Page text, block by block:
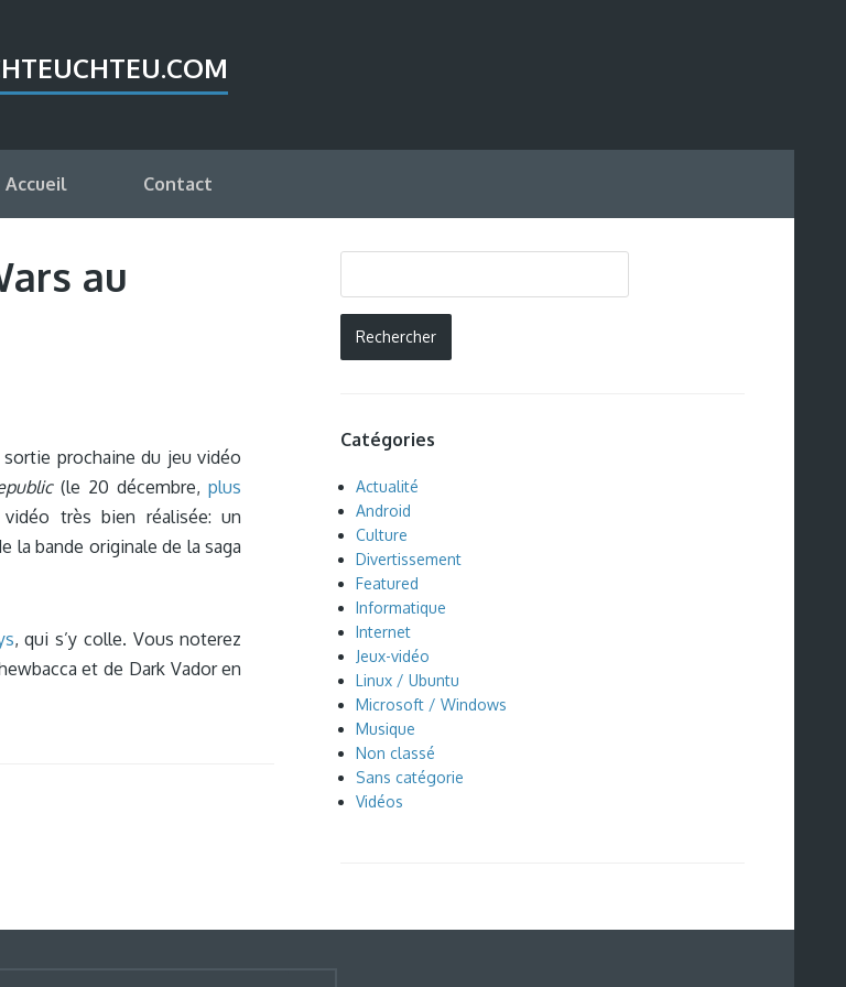
Accueil Contact
au
prochaine du jeu vidéo
(le 20 décembre,plus
très bien réalisée: un
la bande originale de la saga
, qui s’y colle. Vous noterez
et de Dark Vador en
Catégories
Actualité
Android
Culture
Divertissement
Featured
Informatique
Internet
Jeux-vidéo
Linux / Ubuntu
Microsoft / Windows
Musique
Non classé
Sans catégorie
Vidéos